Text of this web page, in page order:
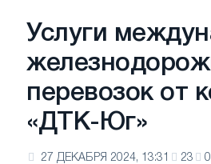
Услуги
перевозок от
«ДТК-Юг»
27 ДЕКАБРЯ 2024, 13:31 23 0